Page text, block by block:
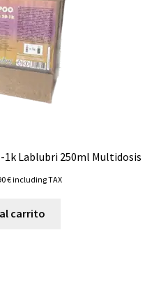
1k Lablubri 250ml Multidosis
€including TAX
carrito